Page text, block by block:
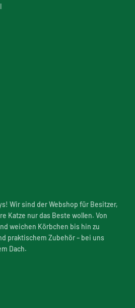
Wir sind der Webshop für Besitzer,
Katze nur das Beste wollen. Von
weichen Körbchen bis hin zu
praktischem Zubehör – bei uns
Dach.